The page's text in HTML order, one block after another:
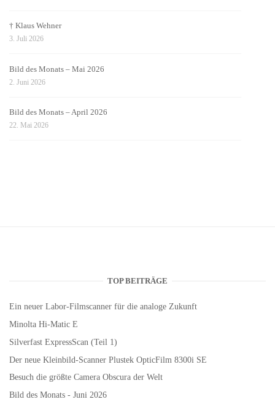
† Klaus Wehner
3. Juli 2026
Bild des Monats – Mai 2026
2. Juni 2026
Bild des Monats – April 2026
22. Mai 2026
TOP BEITRÄGE
Ein neuer Labor-Filmscanner für die analoge Zukunft
Minolta Hi-Matic E
Silverfast ExpressScan (Teil 1)
Der neue Kleinbild-Scanner Plustek OpticFilm 8300i SE
Besuch die größte Camera Obscura der Welt
Bild des Monats - Juni 2026